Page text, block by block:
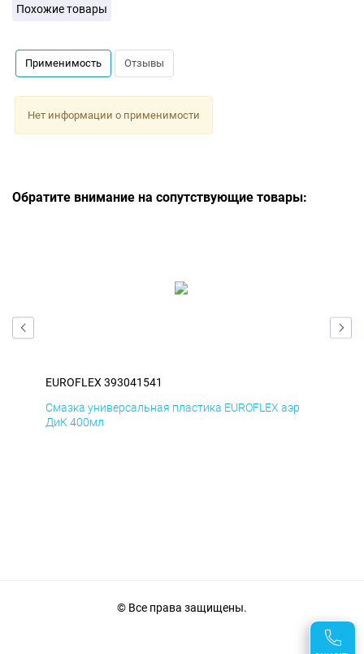
Похожие товары
Применимость Отзывы
Нет информации о применимости
Обратите внимание на сопутствующие товары:
EUROFLEX 393041541
Смазка универсальная пластика EUROFLEX аэр
ДиК 400мл
© Все права защищены.